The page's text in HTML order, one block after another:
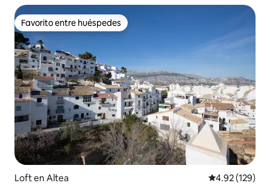
Favorito entre huéspedes
Favorito entre huéspedes
Loft en Altea Calificación
4.92 (129)